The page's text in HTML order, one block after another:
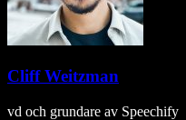
Cliff Weitzman
vd och grundare av Speechify